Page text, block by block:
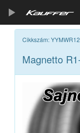
Szerszámkatalógus
Kosár
Alkatrészek
Cikkszám:
Magnetto